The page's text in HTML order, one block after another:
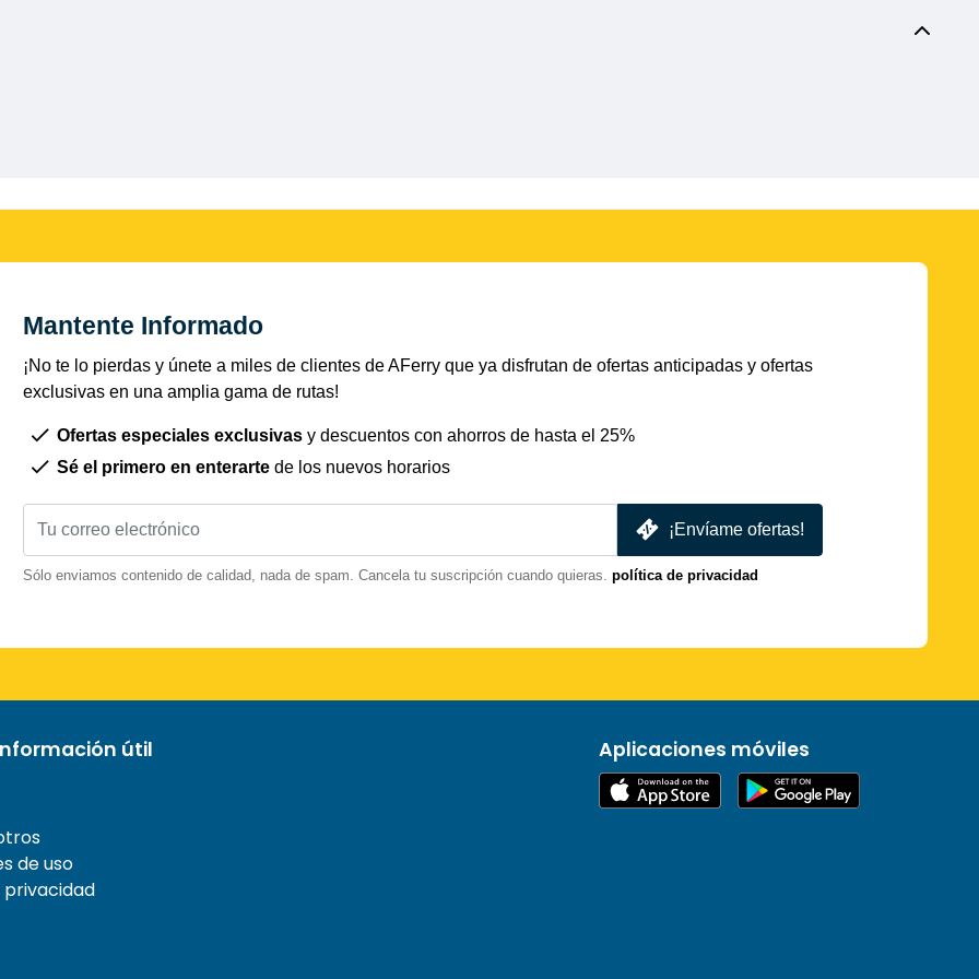
Mantente Informado
¡No te lo pierdas y únete a miles de clientes de AFerry que ya disfrutan de ofertas anticipadas y ofertas
exclusivas en una amplia gama de rutas!
Ofertas especiales exclusivas y descuentos con ahorros de hasta el 25%
Sé el primero en enterarte de los nuevos horarios
¡Envíame ofertas!
Sólo enviamos contenido de calidad, nada de spam. Cancela tu suscripción cuando quieras. política de privacidad
útil
de uso
Aplicaciones móviles